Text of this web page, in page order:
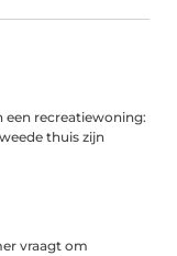
een recreatiewoning:
thuis zijn
vraagt om